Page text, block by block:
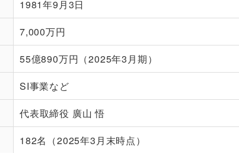
1981年9月3日
7,000万円
55億890万円（2025年3月期）
SI事業など
代表取締役 廣山 悟
182名（2025年3月末時点）